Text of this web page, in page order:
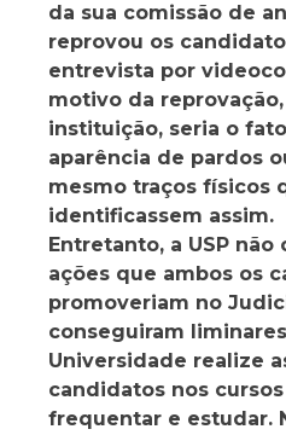
da sua comissão de
reprovou os
entrevista por
motivo da
instituição, seria o
aparência de pardos
mesmo traços físicos
identificassem assim.
Entretanto, a USP
ações que ambos os
promoveriam no
conseguiram
Universidade realize
candidatos nos
frequentar e estudar.